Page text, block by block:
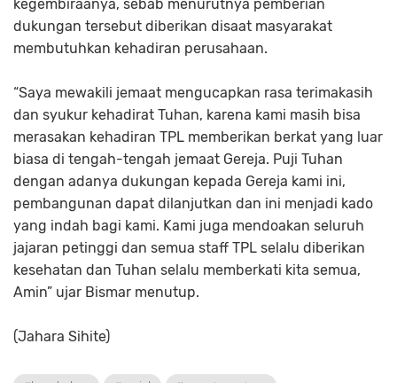
kegembiraanya, sebab menurutnya pemberian
dukungan tersebut diberikan disaat masyarakat
membutuhkan kehadiran perusahaan.
“Saya mewakili jemaat mengucapkan rasa terimakasih
dan syukur kehadirat Tuhan, karena kami masih bisa
merasakan kehadiran TPL memberikan berkat yang luar
biasa di tengah-tengah jemaat Gereja. Puji Tuhan
dengan adanya dukungan kepada Gereja kami ini,
pembangunan dapat dilanjutkan dan ini menjadi kado
yang indah bagi kami. Kami juga mendoakan seluruh
jajaran petinggi dan semua staff TPL selalu diberikan
kesehatan dan Tuhan selalu memberkati kita semua,
Amin” ujar Bismar menutup.
(Jahara Sihite)